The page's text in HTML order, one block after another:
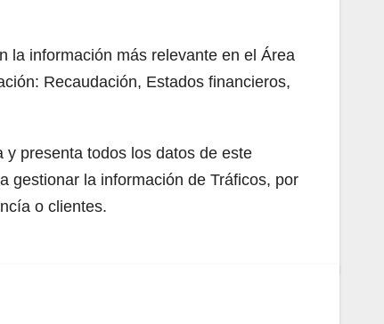
la información más relevante en el Área
Recaudación, Estados financieros,
presenta todos los datos de este
gestionar la información de Tráficos, por
o clientes.